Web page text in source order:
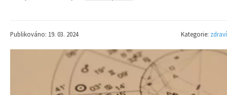
Publikováno: 19. 03. 2024 Kategorie: zdraví